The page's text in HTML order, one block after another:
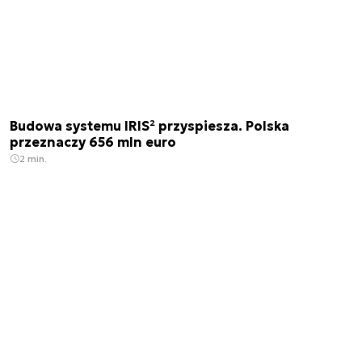
Budowa systemu IRIS² przyspiesza. Polska
przeznaczy 656 mln euro
2 min.